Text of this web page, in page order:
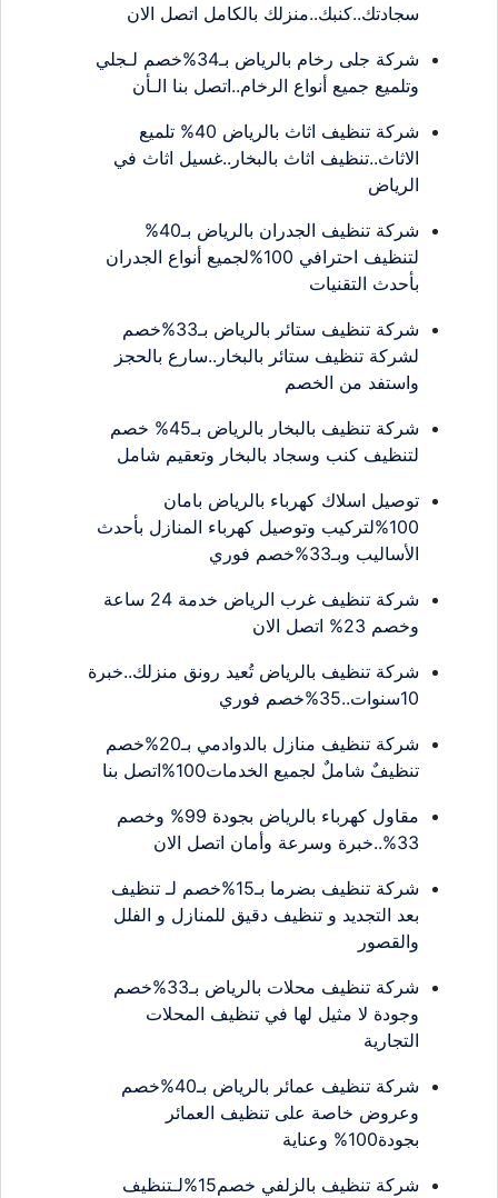
سجادتك..كنبك..منزلك بالكامل اتصل الان
شركة جلى رخام بالرياض بـ34%خصم لـجلي
وتلميع جميع أنواع الرخام..اتصل بنا الـأن
شركة تنظيف اثاث بالرياض 40% تلميع
الاثاث..تنظيف اثاث بالبخار..غسيل اثاث في
الرياض
شركة تنظيف الجدران بالرياض بـ40%
لتنظيف احترافي 100%لجميع أنواع الجدران
بأحدث التقنيات
شركة تنظيف ستائر بالرياض بـ33%خصم
لشركة تنظيف ستائر بالبخار..سارع بالحجز
واستفد من الخصم
شركة تنظيف بالبخار بالرياض بـ45% خصم
لتنظيف كنب وسجاد بالبخار وتعقيم شامل
توصيل اسلاك كهرباء بالرياض بامان
100%لتركيب وتوصيل كهرباء المنازل بأحدث
الأساليب وبـ33%خصم فوري
شركة تنظيف غرب الرياض خدمة 24 ساعة
وخصم 23% اتصل الان
شركة تنظيف بالرياض تُعيد رونق منزلك..خبرة
10سنوات..35%خصم فوري
شركة تنظيف منازل بالدوادمي بـ20%خصم
تنظيفٌ شاملٌ لجميع الخدمات100%اتصل بنا
مقاول كهرباء بالرياض بجودة 99% وخصم
33%..خبرة وسرعة وأمان اتصل الان
شركة تنظيف بضرما بـ15%خصم لـ تنظيف
بعد التجديد و تنظيف دقيق للمنازل و الفلل
والقصور
شركة تنظيف محلات بالرياض بـ33%خصم
وجودة لا مثيل لها في تنظيف المحلات
التجارية
شركة تنظيف عمائر بالرياض بـ40%خصم
وعروض خاصة على تنظيف العمائر
بجودة100% وعناية
شركة تنظيف بالزلفي خصم15%لـتنظيف